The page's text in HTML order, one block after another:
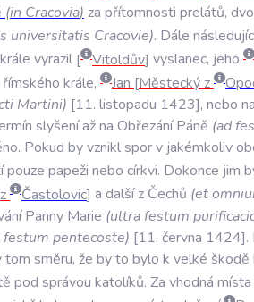
(in Cracovia) za přítomnosti prelátů,
universitatis Cracovie). Dále
krále vyrazil Vitoldův vyslanec, jeho
římského krále, Jan Městecký z
Martini) 11. listopadu 1423 , nebo na
slyšeníažna Obřezání Páně (ad
. Pokud byvzniklsporv jakémkoliv
pouze papeži nebo církvi. Dokonce jim
z Častolovic a další z Čechů (et
Panny Marie (ultrafestum
festum pentecoste) 11. června 1424 .
tom směru, že byto bylo k velké škodě
pod správou katolíků. Za vhodná místa